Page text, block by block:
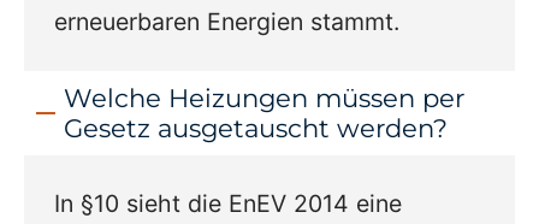
erneuerbaren Energien stammt.
Welche Heizungen müssen per
Gesetz ausgetauscht werden?
In §10 sieht die EnEV 2014 eine